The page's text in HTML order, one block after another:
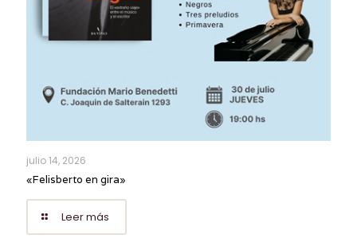
julio 14, 2026
«Felisberto en gira»
Leer más